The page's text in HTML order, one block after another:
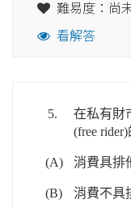
難易度：尚
看解答
5.
在私有財
(free
(A) 消費具排
(B) 消費不具